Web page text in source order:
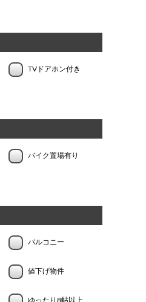
TVドアホン付き
バイク置場有り
バルコニー
値下げ物件
ゆったり8帖以上